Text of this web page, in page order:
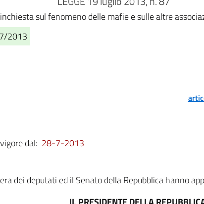
sul fenomeno delle mafie e sulle altre
2013
dal: 28-7-2013
dei deputati ed il Senato della Repubblica hanno